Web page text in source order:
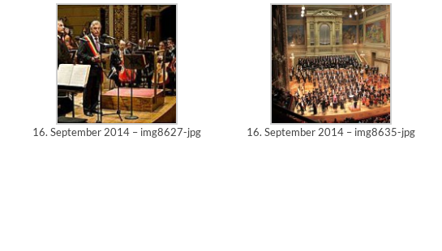
16. September 2014 – img8627-jpg 16. September 2014 – img8635-jpg